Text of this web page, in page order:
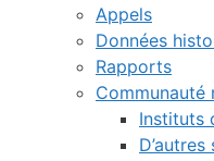
Appels
Données
Rapports
Communauté
Instituts